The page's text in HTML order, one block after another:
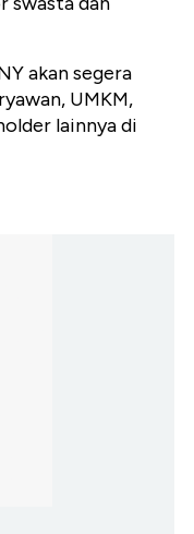
akan segera
UMKM,
lainnya di